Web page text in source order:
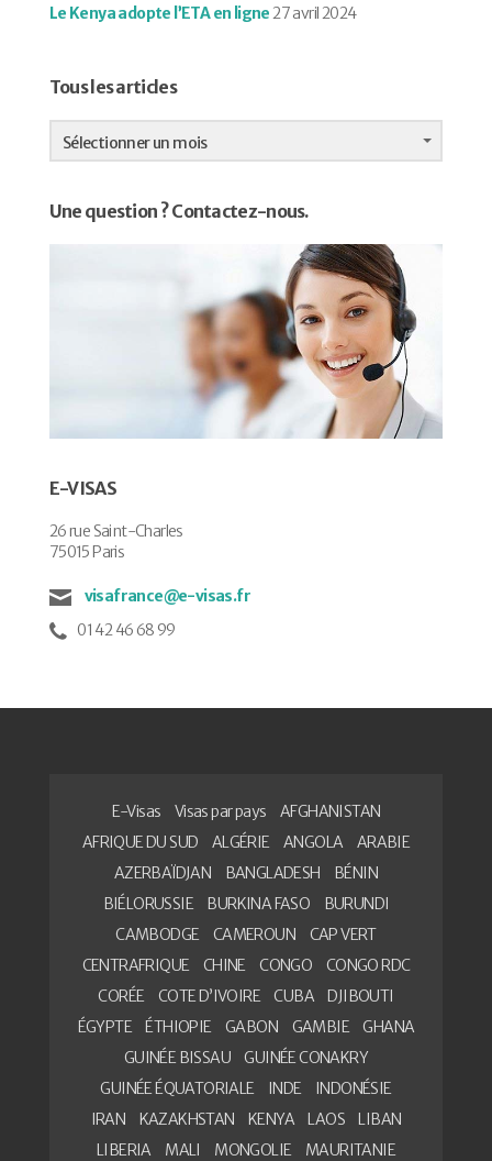
Le Kenya adopte l’ETA en ligne27 avril 2024
Tous les articles
Tous
les
articles
Sélectionner un mois
Une question ? Contactez-nous.
E-VISAS
26 rue Saint-Charles
75015 Paris
visafrance@e-visas.fr
01 42 46 68 99
E-Visas Visas par pays
AFGHANISTAN
AFRIQUE DU SUD
ALGÉRIE ANGOLA
ARABIE
AZERBAÏDJAN
BANGLADESH
BÉNIN
BIÉLORUSSIE
BURKINA FASO
BURUNDI
CAMBODGE
CAMEROUN
CAP VERT
CENTRAFRIQUE
CHINE CONGO
CONGO RDC
CORÉE
COTE D’IVOIRE CUBA
DJIBOUTI
ÉGYPTE
ÉTHIOPIE GABON GAMBIE
GHANA
GUINÉE BISSAU
GUINÉE CONAKRY
GUINÉE ÉQUATORIALE
INDE
INDONÉSIE
IRAN
KAZAKHSTAN KENYA LAOS
LIBAN
LIBERIA
MALI MONGOLIE
MAURITANIE